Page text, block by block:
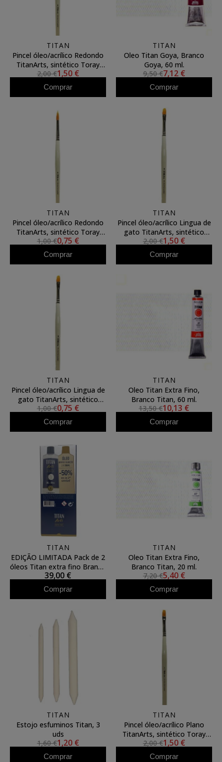
TITAN
Pincel óleo/acrílico Redondo
TitanArts, sintético Toray
3595/10
2,00 €1,50 €
Comprar
TITAN
Oleo Titan Goya, Branco
Goya, 60 ml.
9,50 €7,12 €
Comprar
TITAN
Pincel óleo/acrílico Redondo
TitanArts, sintético Toray
3595/00
1,00 €0,75 €
Comprar
TITAN
Pincel óleo/acrílico Lingua de
gato TitanArts, sintético
Toray 3596/8
2,00 €1,50 €
Comprar
TITAN
Pincel óleo/acrílico Lingua de
gato TitanArts, sintético
Toray 3596/0
1,00 €0,75 €
Comprar
TITAN
Oleo Titan Extra Fino,
Branco Titan, 60 ml.
13,50 €10,13 €
Comprar
TITAN
EDIÇÃO LIMITADA Pack de 2
óleos Titan extra fino Branco
Titânio 200ml
39,00 €
Comprar
TITAN
Oleo Titan Extra Fino,
Branco Titan, 20 ml.
7,20 €5,40 €
Comprar
TITAN
Estojo esfuminos Titan, 3
uds
1,60 €1,20 €
Comprar
TITAN
Pincel óleo/acrílico Plano
TitanArts, sintético Toray
3594/6
2,00 €1,50 €
Comprar